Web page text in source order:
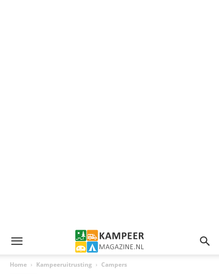
Home Kampeeruitrusting Campers